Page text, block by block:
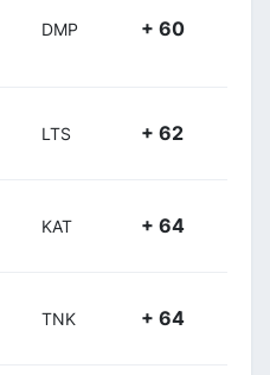
DMP + 60
LTS + 62
KAT + 64
TNK + 64